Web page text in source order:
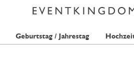
Geburtstag / Jahrestag